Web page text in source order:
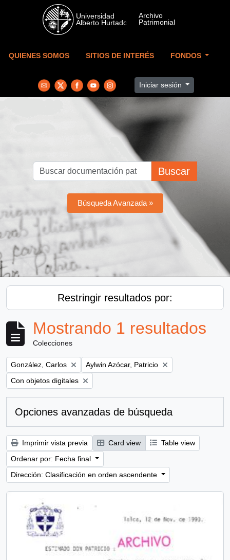
Skip to main content
QUIENES SOMOS SITIOS DE INTERÉS FONDOS
Iniciar sesión
Buscar
Búsqueda Avanzada »
Restringir resultados por:
Mostrando 1 resultados
Colecciones
Remove filter:
González, Carlos Remove filter:
Aylwin Azócar, Patricio
Remove filter:
Con objetos digitales
Opciones avanzadas de búsqueda
Imprimir vista previa Card view
Table view
Ordenar por: Fecha final
Dirección: Clasificación en orden ascendente